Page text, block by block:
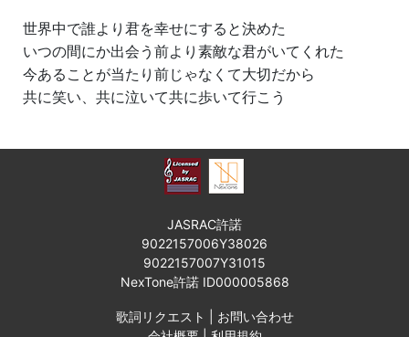
世界中で誰より君を幸せにすると決めた
いつの間にか出会う前より素敵な君がいてくれた
今あることが当たり前じゃなくて大切だから
共に笑い、共に泣いて共に歩いて行こう
JASRAC許諾
9022157006Y38026
9022157007Y31015
NexTone許諾 ID000005868
歌詞リクエスト
お問い合わせ